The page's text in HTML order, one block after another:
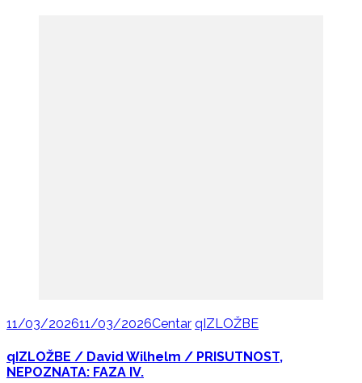
11/03/202611/03/2026Centar qIZLOŽBE
qIZLOŽBE / David Wilhelm / PRISUTNOST,
NEPOZNATA: FAZA IV.